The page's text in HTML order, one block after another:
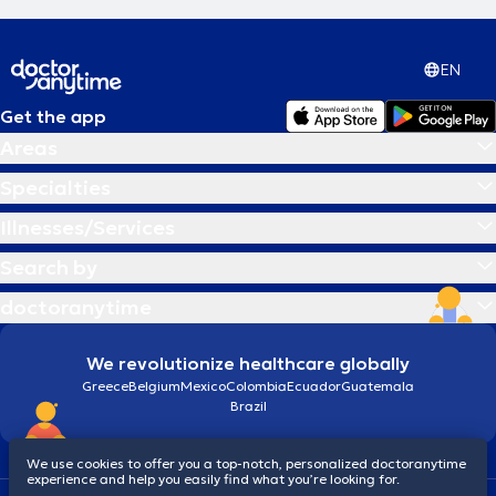
EN
Get the app
We revolutionize healthcare globally
GreeceBelgiumMexicoColombiaEcuadorGuatemala
Brazil
We use cookies to offer you a top-notch, personalized doctoranytime
experience and help you easily find what you’re looking for.